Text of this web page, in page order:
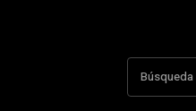
Búsqueda